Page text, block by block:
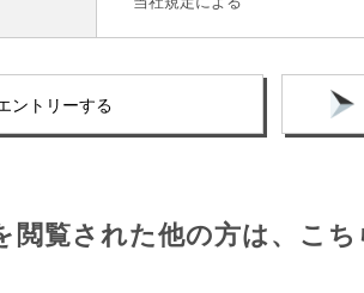
ントリーする
閲覧された他の方は、 こ